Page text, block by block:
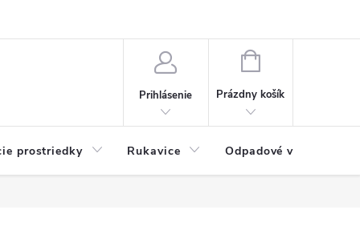
Prihlásenie
NÁKUPNÝ
Prázdny košík
prostriedky Rukavice Odpadové vrecia